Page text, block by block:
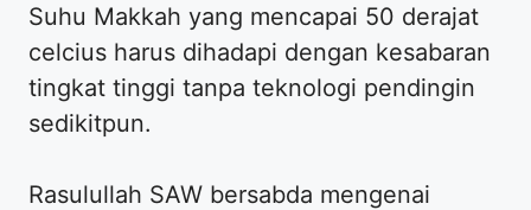
Suhu Makkah yang mencapai 50 derajat
celcius harus dihadapi dengan kesabaran
tingkat tinggi tanpa teknologi pendingin
sedikitpun.
Rasulullah SAW bersabda mengenai